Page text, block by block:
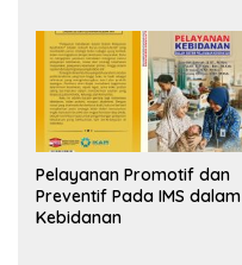
Pelayanan Promotif dan
Preventif Pada IMS dalam
Kebidanan